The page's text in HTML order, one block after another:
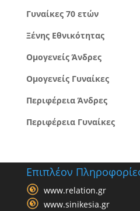
Γυναίκες 70 ετών
Ξένης Εθνικότητας
Ομογενείς Άνδρες
Ομογενείς Γυναίκες
Περιφέρεια Άνδρες
Περιφέρεια Γυναίκες
Επιπλέον
www.relation.gr
www.sinikesia.gr